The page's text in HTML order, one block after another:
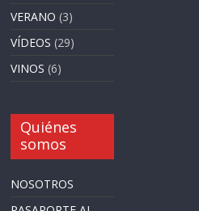
VERANO (3)
VÍDEOS (29)
VINOS (6)
Quiénes
somos
NOSOTROS